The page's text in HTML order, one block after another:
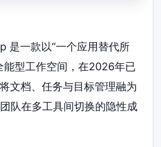
是一款以“一个应用替代所
能型工作空间，在2026年已
文档、任务与目标管理融为
队在多工具间切换的隐性成